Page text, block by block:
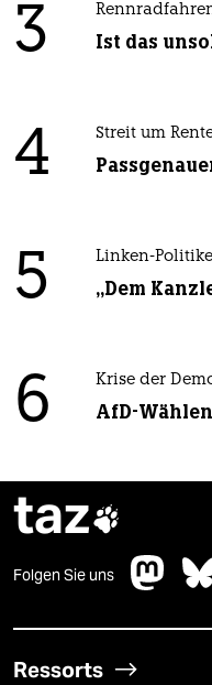
3 Ist das
4 Streit um
5 Linken-
„Dem
6 Krise der
AfD-
taz
Folgen Sie uns
Ressorts